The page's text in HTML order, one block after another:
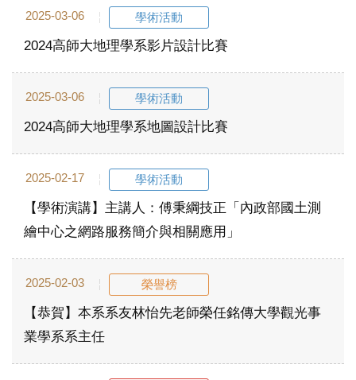
2025-03-06 學術活動
2024高師大地理學系影片設計比賽
2025-03-06 學術活動
2024高師大地理學系地圖設計比賽
2025-02-17 學術活動
【學術演講】主講人：傅秉綱技正「內政部國土測
繪中心之網路服務簡介與相關應用」
2025-02-03 榮譽榜
【恭賀】本系系友林怡先老師榮任銘傳大學觀光事
業學系系主任